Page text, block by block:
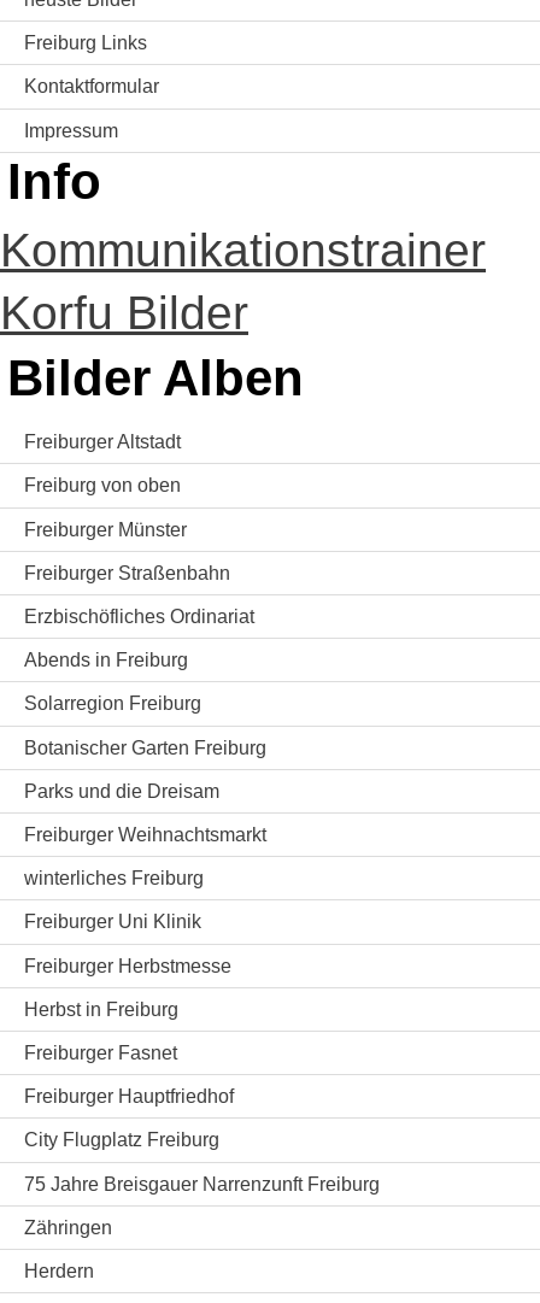
Freiburg Links
Kontaktformular
Impressum
Info
Kommunikationstrainer
Korfu Bilder
Bilder Alben
Freiburger Altstadt
Freiburg von oben
Freiburger Münster
Freiburger Straßenbahn
Erzbischöfliches Ordinariat
Abends in Freiburg
Solarregion Freiburg
Botanischer Garten Freiburg
Parks und die Dreisam
Freiburger Weihnachtsmarkt
winterliches Freiburg
Freiburger Uni Klinik
Freiburger Herbstmesse
Herbst in Freiburg
Freiburger Fasnet
Freiburger Hauptfriedhof
City Flugplatz Freiburg
75 Jahre Breisgauer Narrenzunft Freiburg
Zähringen
Herdern